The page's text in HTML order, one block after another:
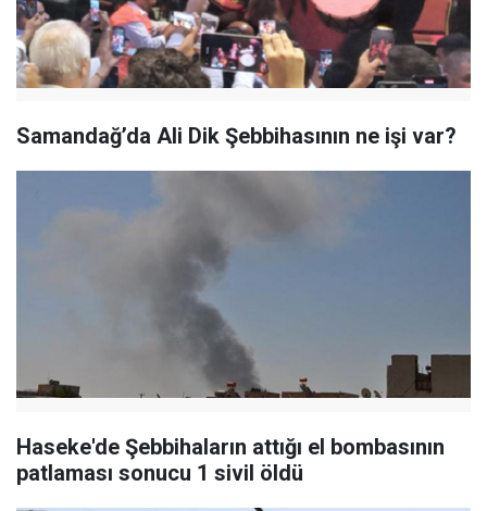
Samandağ’da Ali Dik Şebbihasının ne işi var?
Haseke'de Şebbihaların attığı el bombasının
patlaması sonucu 1 sivil öldü